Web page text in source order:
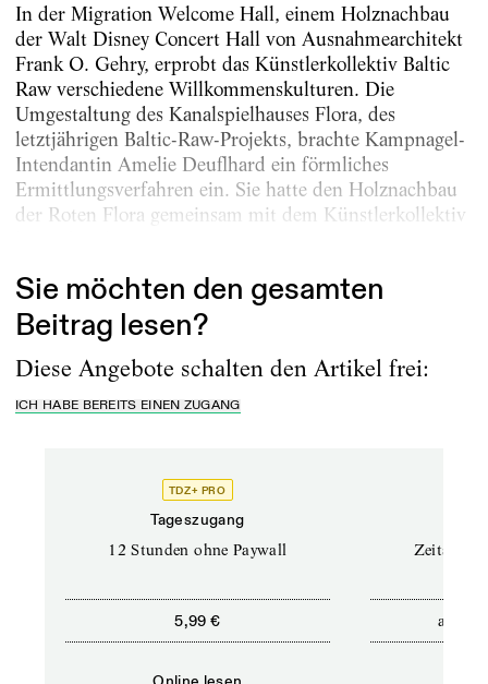
In der Migration Welcome Hall, einem Holznachbau
der Walt Disney Concert Hall von Ausnahmearchitekt
Frank O. Gehry, erprobt das Künstlerkollektiv Baltic
Raw verschiedene Willkommenskulturen. Die
Umgestaltung des Kanalspielhauses Flora, des
letztjährigen Baltic-Raw-Projekts, brachte Kampnagel-
Intendantin Amelie Deuflhard ein förmliches
Ermittlungsverfahren ein. Sie hatte den Holznachbau
der Roten Flora gemeinsam mit dem Künstlerkollektiv
Sie möchten den gesamten
Beitrag lesen?
Diese Angebote schalten den Artikel frei:
ICH HABE BEREITS EINEN ZUGANG
TDZ+ PRO
Tageszugang
12 Stunden ohne Paywall
5,99 € ab